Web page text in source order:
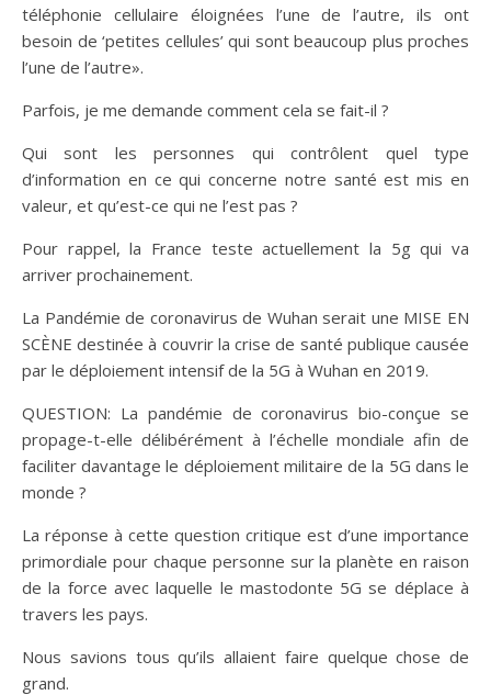
téléphonie cellulaire éloignées l’une de l’autre, ils ont
besoin de ‘petites cellules’ qui sont beaucoup plus proches
l’une de l’autre».
Parfois, je me demande comment cela se fait-il ?
Qui sont les personnes qui contrôlent quel type
d’information en ce qui concerne notre santé est mis en
valeur, et qu’est-ce qui ne l’est pas ?
Pour rappel, la France teste actuellement la 5g qui va
arriver prochainement.
La Pandémie de coronavirus de Wuhan serait une MISE EN
SCÈNE destinée à couvrir la crise de santé publique causée
par le déploiement intensif de la 5G à Wuhan en 2019.
QUESTION: La pandémie de coronavirus bio-conçue se
propage-t-elle délibérément à l’échelle mondiale afin de
faciliter davantage le déploiement militaire de la 5G dans le
monde ?
La réponse à cette question critique est d’une importance
primordiale pour chaque personne sur la planète en raison
de la force avec laquelle le mastodonte 5G se déplace à
travers les pays.
Nous savions tous qu’ils allaient faire quelque chose de
grand.